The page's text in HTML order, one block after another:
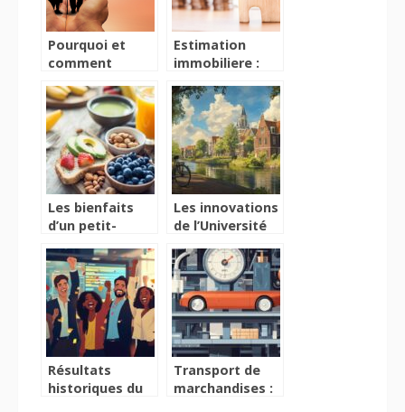
Pourquoi et
comment
maison de
retraite ?
Estimation
immobiliere :
professionnel
pour une
estimation
precise
Les bienfaits
d’un petit-
équilibré
Les innovations
de l’Université
qui
transforment
notre
alimentation
Résultats
historiques du
Transport de
marchandises :